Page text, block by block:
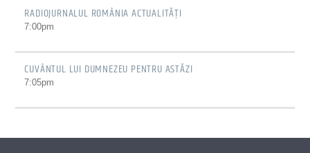
RADIOJURNALUL ROMÂNIA ACTUALITĂȚI
7:00pm
CUVÂNTUL LUI DUMNEZEU PENTRU ASTĂZI
7:05pm